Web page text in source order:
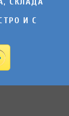
И C